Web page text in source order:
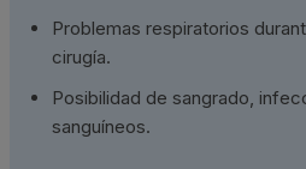
Problemas respiratorios
cirugía.
Posibilidad de sangrado,
sanguíneos.